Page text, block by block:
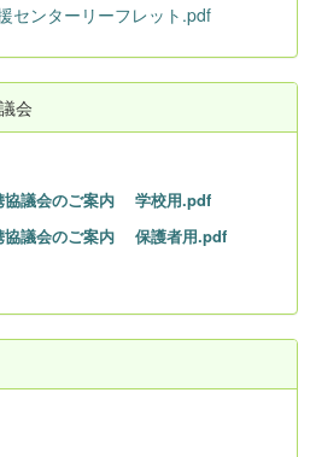
センターリーフレット.pdf
会
協議会のご案内 学校用.pdf
協議会のご案内 保護者用.pdf